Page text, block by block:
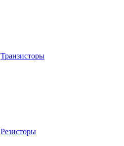
Транзисторы
Резисторы